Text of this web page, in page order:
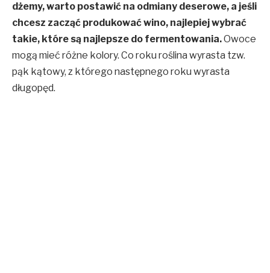
dżemy, warto postawić na odmiany deserowe, a jeśli
chcesz zacząć produkować wino, najlepiej wybrać
takie, które są najlepsze do fermentowania.Owoce
mogą mieć różne kolory. Co roku roślina wyrasta tzw.
pąk kątowy, z którego następnego roku wyrasta
długopęd.